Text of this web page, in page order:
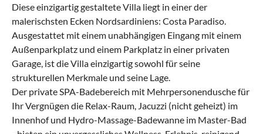
Diese einzigartig gestaltete Villa liegt in einer der
malerischsten Ecken Nordsardiniens: Costa Paradiso.
Ausgestattet mit einem unabhängigen Eingang mit einem
Außenparkplatz und einem Parkplatz in einer privaten
Garage, ist die Villa einzigartig sowohl für seine
strukturellen Merkmale und seine Lage.
Der private SPA-Badebereich mit Mehrpersonendusche für
Ihr Vergnügen die Relax-Raum, Jacuzzi (nicht geheizt) im
Innenhof und Hydro-Massage-Badewanne im Master-Bad